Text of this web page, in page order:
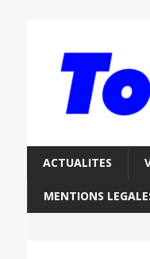
ACTUALITES
MENTIONS